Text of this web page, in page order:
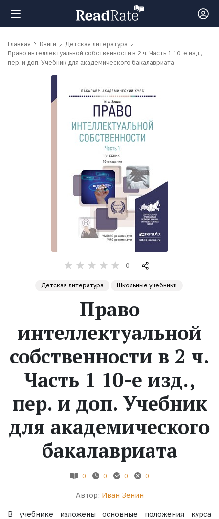
Поиск
Главная Книги
Детская литература
Право интеллектуальной собственности в 2 ч. Часть 1 10-е изд.,
пер. и доп. Учебник для академического бакалавриата
0
Детская литература Школьные учебники
Право
интеллектуальной
собственности в 2 ч.
Часть 1 10-е изд.,
пер. и доп. Учебник
для академического
бакалавриата
0 0 0 0
Автор: Иван Зенин
В учебнике изложены основные положения курса